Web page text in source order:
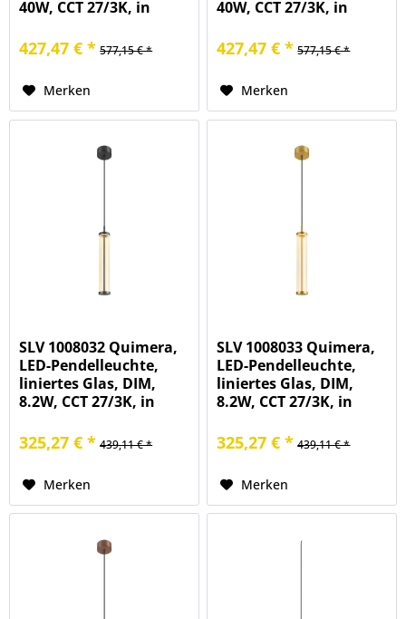
40W, CCT 27/3K, in
427,47 € * 577,15 € *
Merken
40W, CCT 27/3K, in
427,47 € * 577,15 € *
Merken
SLV 1008032 Quimera,
LED-Pendelleuchte,
liniertes Glas, DIM,
8.2W, CCT 27/3K, in
325,27 € * 439,11 € *
Merken
SLV 1008033 Quimera,
LED-Pendelleuchte,
liniertes Glas, DIM,
8.2W, CCT 27/3K, in
325,27 € * 439,11 € *
Merken